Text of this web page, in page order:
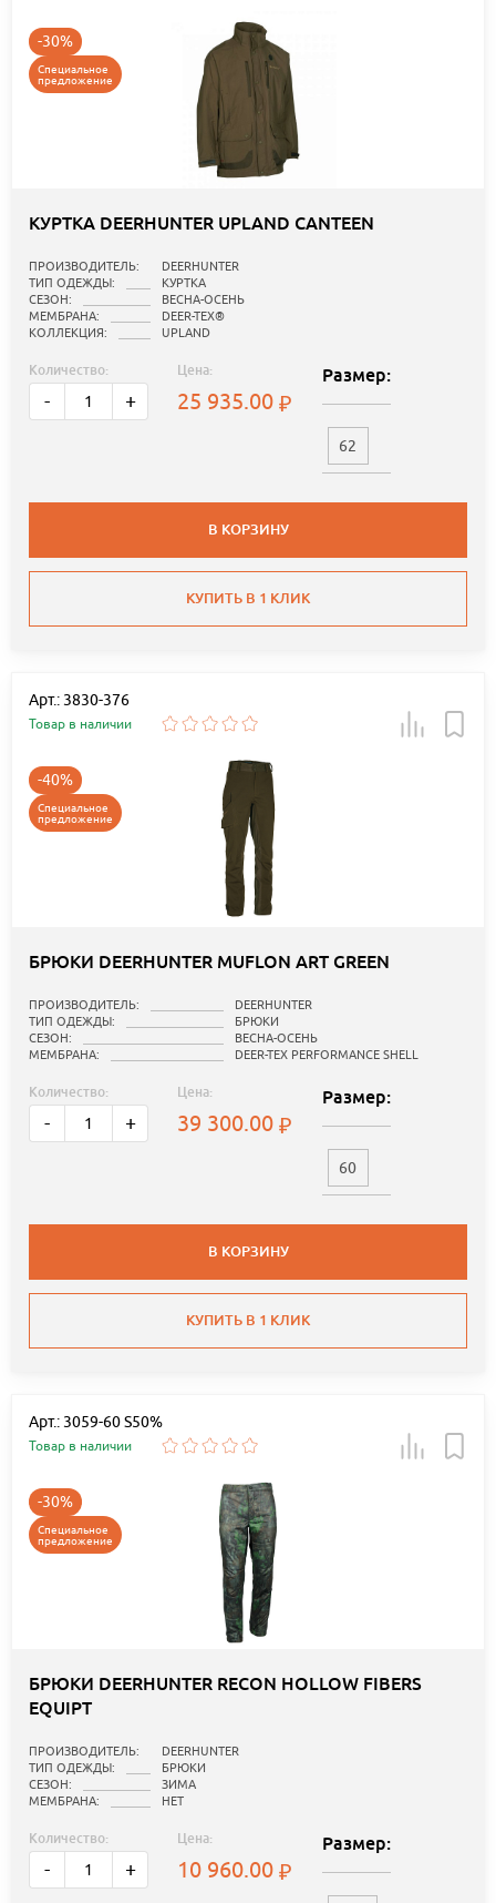
-30%
Специальное
предложение
КУРТКА DEERHUNTER UPLAND CANTEEN
ПРОИЗВОДИТЕЛЬ:
DEERHUNTER
ТИП ОДЕЖДЫ:
КУРТКА
СЕЗОН:
ВЕСНА-ОСЕНЬ
МЕМБРАНА:
DEER-TEX®
КОЛЛЕКЦИЯ:
UPLAND
Количество:
- +
Цена:
25 935.00
Размер:
62
В КОРЗИНУ
КУПИТЬ В 1 КЛИК
Арт.: 3830-376
Товар в наличии
-40%
Специальное
предложение
БРЮКИ DEERHUNTER MUFLON ART GREEN
ПРОИЗВОДИТЕЛЬ:
DEERHUNTER
ТИП ОДЕЖДЫ:
БРЮКИ
СЕЗОН:
ВЕСНА-ОСЕНЬ
МЕМБРАНА:
DEER-TEX PERFORMANCE SHELL
Количество:
- +
Цена:
39 300.00
Размер:
60
В КОРЗИНУ
КУПИТЬ В 1 КЛИК
Арт.: 3059-60 S50%
Товар в наличии
-30%
Специальное
предложение
БРЮКИ DEERHUNTER RECON HOLLOW FIBERS
EQUIPT
ПРОИЗВОДИТЕЛЬ:
DEERHUNTER
ТИП ОДЕЖДЫ:
БРЮКИ
СЕЗОН:
ЗИМА
МЕМБРАНА:
НЕТ
Количество:
- +
Цена:
10 960.00
Размер: